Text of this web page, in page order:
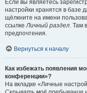
Если вы являетесь
настройки хранятся в базе
щёлкните на имени
ссылкеЛичный раздел. Там
предпочтения.
Вернуться к началу
Как избежать появления
конференции»?
На вкладке «Личные